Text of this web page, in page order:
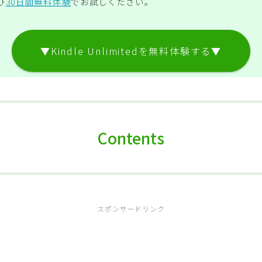
▼Kindle Unlimitedを無料体験する▼
Contents
スポンサードリンク